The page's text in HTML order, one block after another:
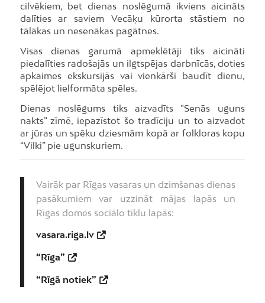
cilvēkiem, bet dienas noslēgumā ikviens aicināts
dalīties ar saviem Vecāķu kūrorta stāstiem no
tālākas un nesenākas pagātnes.
Visas dienas garumā apmeklētāji tiks aicināti
piedalīties radošajās un ilgtspējas darbnīcās, doties
apkaimes ekskursijās vai vienkārši baudīt dienu,
spēlējot lielformāta spēles.
Dienas noslēgums tiks aizvadīts “Senās uguns
nakts” zīmē, iepazīstot šo tradīciju un to aizvadot
ar jūras un spēku dziesmām kopā ar folkloras kopu
“Vilki” pie ugunskuriem.
Vairāk par Rīgas vasaras un dzimšanas dienas
pasākumiem var uzzināt mājas lapās un
Rīgas domes sociālo tīklu lapās:
vasara.riga.lv
“Rīga”
“Rīgā notiek”